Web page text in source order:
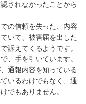
されなかったことから
の信頼を失った、内容
いて、被害届を出した
訴えてくるようです。
、手を引いています。
通報内容を知っている
いるわけでもなく、通
でもありません。